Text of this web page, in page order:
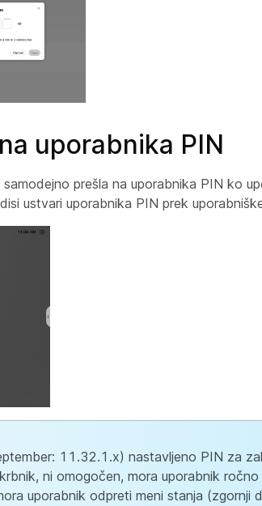
uporabnika PIN
prešla na uporabnika PIN ko
ustvari uporabnika PIN prek
11.32.1.x) nastavljeno PIN za
ni omogočen, mora uporabnik
uporabnik odpreti meni stanja (zgornji